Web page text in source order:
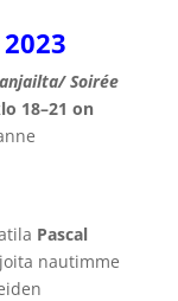
Soirée
18–21 on
Pascal
nautimme